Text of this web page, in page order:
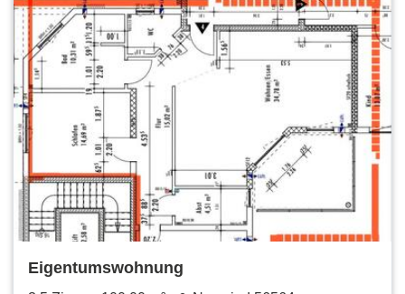
Eigentumswohnung